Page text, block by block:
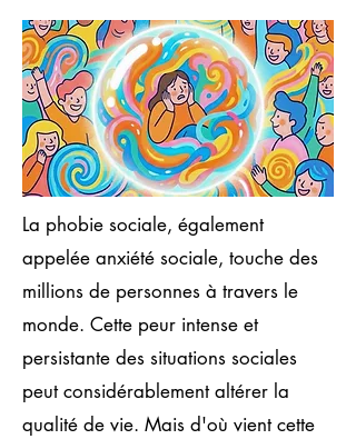
La phobie sociale, également
appelée anxiété sociale, touche des
millions de personnes à travers le
monde. Cette peur intense et
persistante des situations sociales
peut considérablement altérer la
qualité de vie. Mais d'où vient cette